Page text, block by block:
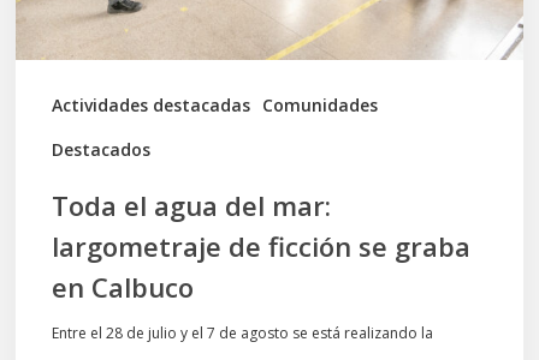
Actividades destacadas Comunidades
Destacados
ficción
se
graba
Toda el agua del mar:
largometraje de ficción se graba
en Calbuco
Entre el 28 de julio y el 7 de agosto se está realizando la